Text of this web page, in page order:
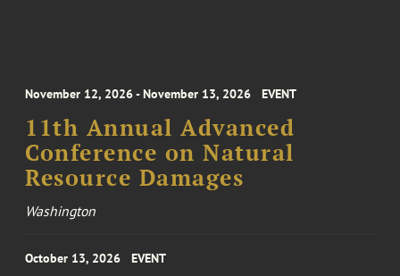
November 12, 2026 - November 13, 2026 EVENT
11th Annual Advanced
Conference on Natural
Resource Damages
Washington
October 13, 2026 EVENT